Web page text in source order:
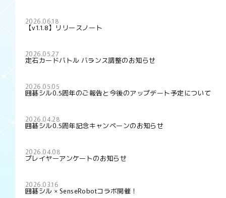
2026.06.18
【v1.1.8】リリースノート
2026.05.27
定石カードバトル バランス調整のお知らせ
2026.05.05
囲碁シル0.5周年のご報告と今後のアップデート予定について
2026.04.28
囲碁シル0.5周年記念キャンペーンのお知らせ
2026.04.08
プレイヤーアンケートのお知らせ
2026.03.16
囲碁シル × SenseRobotコラボ開催！